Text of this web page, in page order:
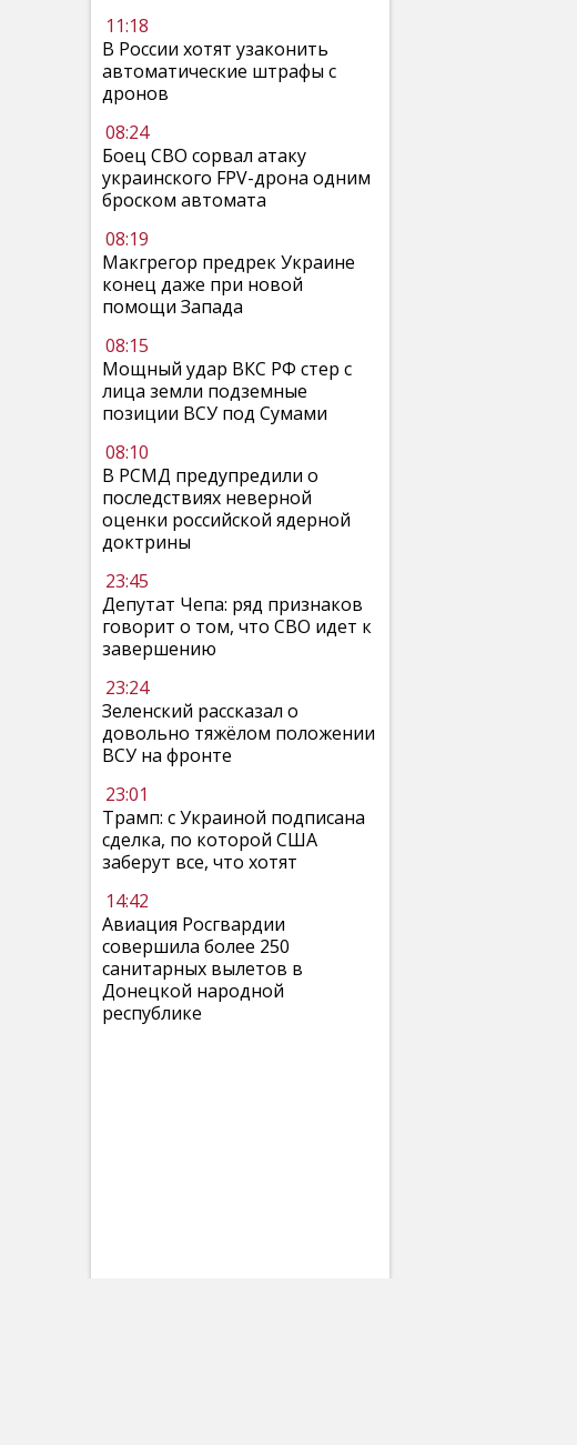
11:18
В России хотят узаконить
автоматические штрафы с
дронов
08:24
Боец СВО сорвал атаку
украинского FPV-дрона одним
броском автомата
08:19
Макгрегор предрек Украине
конец даже при новой
помощи Запада
08:15
Мощный удар ВКС РФ стер с
лица земли подземные
позиции ВСУ под Сумами
08:10
В РСМД предупредили о
последствиях неверной
оценки российской ядерной
доктрины
23:45
Депутат Чепа: ряд признаков
говорит о том, что СВО идет к
завершению
23:24
Зеленский рассказал о
довольно тяжёлом положении
ВСУ на фронте
23:01
Трамп: с Украиной подписана
сделка, по которой США
заберут все, что хотят
14:42
Авиация Росгвардии
совершила более 250
санитарных вылетов в
Донецкой народной
республике